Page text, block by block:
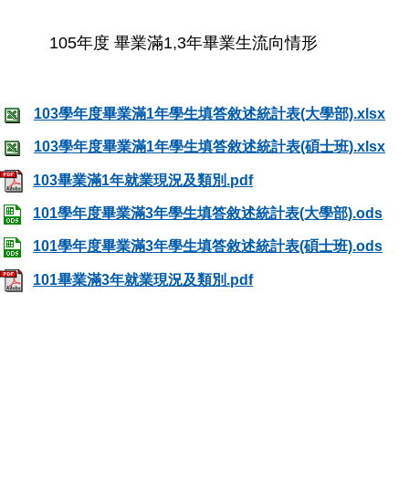
105年度 畢業滿1,3年畢業生流向情形
103學年度畢業滿1年學生填答敘述統計表(大學部).xlsx
103學年度畢業滿1年學生填答敘述統計表(碩士班).xlsx
103畢業滿1年就業現況及類別.pdf
101學年度畢業滿3年學生填答敘述統計表(大學部).ods
101學年度畢業滿3年學生填答敘述統計表(碩士班).ods
101畢業滿3年就業現況及類別.pdf